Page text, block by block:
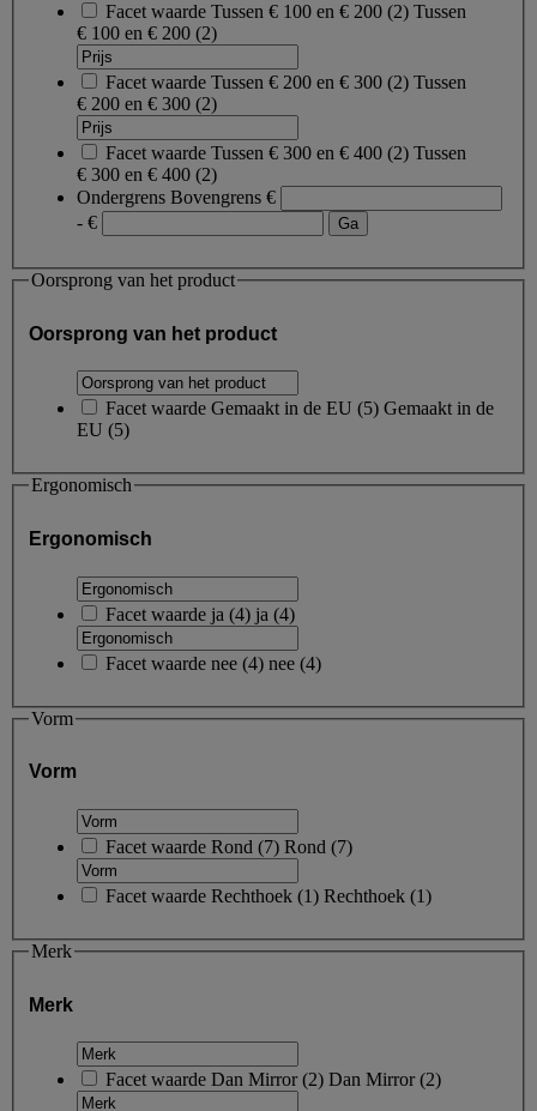
Facet waarde Tussen € 100 en € 200 (2) Tussen
€ 100 en € 200 (2)
Facet waarde Tussen € 200 en € 300 (2) Tussen
€ 200 en € 300 (2)
Facet waarde Tussen € 300 en € 400 (2) Tussen
€ 300 en € 400 (2)
Ondergrens Bovengrens €
- €
Oorsprong van het product
Oorsprong van het product
Facet waarde Gemaakt in de EU (5) Gemaakt in de
EU (5)
Ergonomisch
Ergonomisch
Facet waarde ja (4) ja (4)
Facet waarde nee (4) nee (4)
Vorm
Vorm
Facet waarde Rond (7) Rond (7)
Facet waarde Rechthoek (1) Rechthoek (1)
Merk
Merk
Facet waarde Dan Mirror(2) Dan Mirror(2)